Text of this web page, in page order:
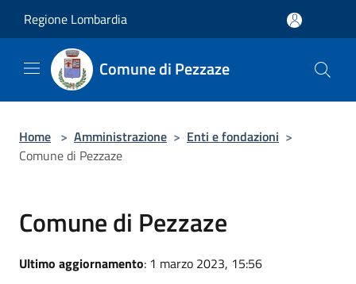
Regione Lombardia
Comune di Pezzaze
Home > Amministrazione > Enti e fondazioni >
Comune di Pezzaze
Comune di Pezzaze
Ultimo aggiornamento: 1 marzo 2023, 15:56